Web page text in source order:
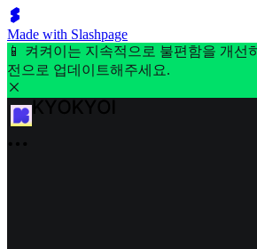
Made with Slashpage
📱 켜켜이는 지속적으로 불편함을 개선
전으로 업데이트해주세요.